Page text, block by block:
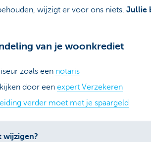
wijzigt er voor ons niets. Jullie
van je woonkrediet
zoals een notaris
door een expert Verzekeren
verder moet met je spaargeld
wijzigen?